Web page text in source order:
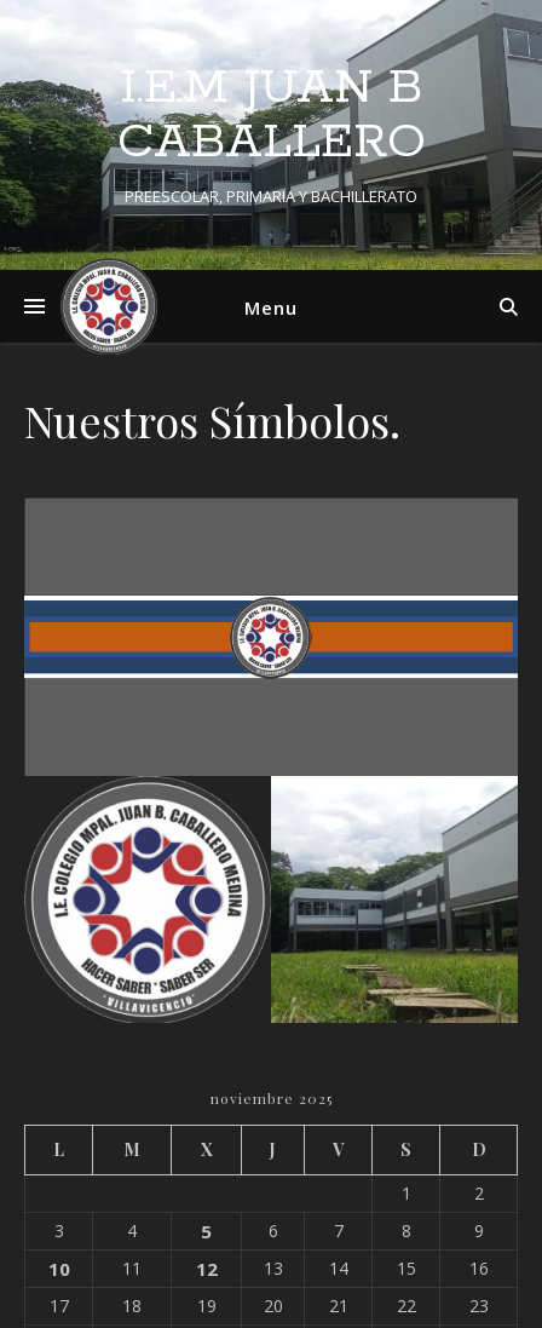
I.E.M JUAN B
CABALLERO
PREESCOLAR, PRIMARIA Y BACHILLERATO
Menu
Nuestros Símbolos.
noviembre 2025
L M X J V S
D
1
2
3
4 5 6 7 8 9
10 11 12 13 14 15
16
17
18 19 20 21 22
23